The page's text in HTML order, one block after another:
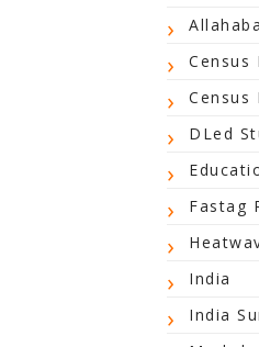
Census
Census
DLed
Fastag
India
India